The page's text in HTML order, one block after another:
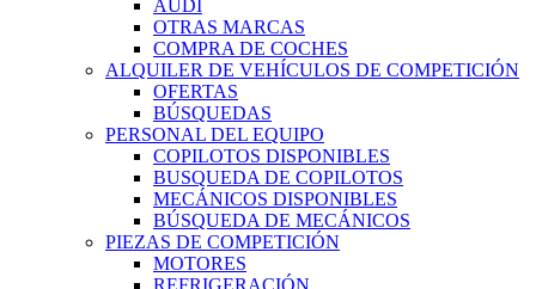
AUDI
OTRAS MARCAS
COMPRA DE COCHES
ALQUILER DE VEHÍCULOS DE COMPETICIÓN
OFERTAS
BÚSQUEDAS
PERSONAL DEL EQUIPO
COPILOTOS DISPONIBLES
BUSQUEDA DE COPILOTOS
MECÁNICOS DISPONIBLES
BÚSQUEDA DE MECÁNICOS
PIEZAS DE COMPETICIÓN
MOTORES
REFRIGERACIÓN